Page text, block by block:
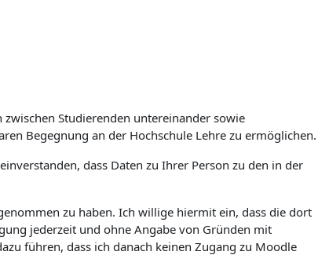
Studierenden untereinander sowie
Begegnung an der Hochschule Lehre zu ermöglichen.
dass Daten zu Ihrer Person zu den in der
zu haben. Ich willige hiermit ein, dass die dort
jederzeit und ohne Angabe von Gründen mit
führen, dass ich danach keinen Zugang zu Moodle